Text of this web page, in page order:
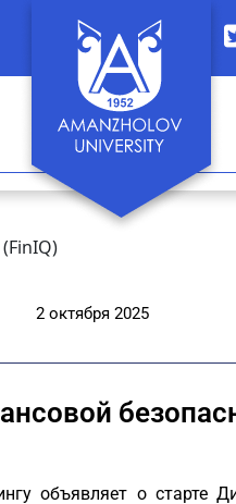
2 октября 2025
объявляет о старте